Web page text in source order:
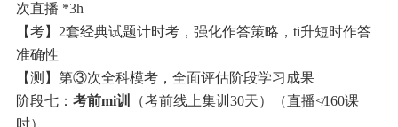
次直播 *3h
【考】2套经典试题计时考，强化作答策略，ti升短时作答
准确性
【测】第③次全科模考，全面评估阶段学习成果
阶段七： 考前mi训
（考前线上集训30天）（直播≮160课